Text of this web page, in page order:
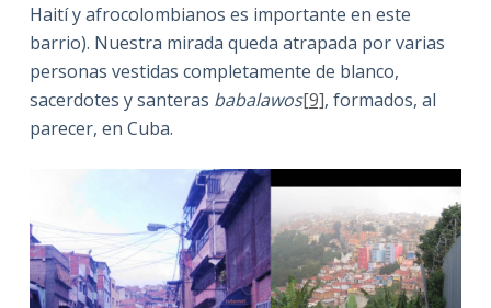
Haití y afrocolombianos es importante en este
barrio). Nuestra mirada queda atrapada por varias
personas vestidas completamente de blanco,
sacerdotes y santeras babalawos[9], formados, al
parecer, en Cuba.